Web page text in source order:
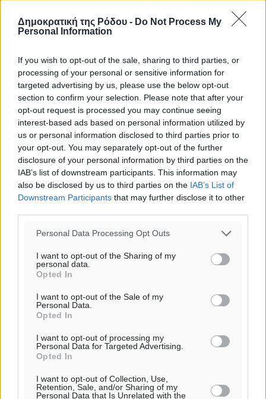
Δημοκρατική της Ρόδου - Do Not Process My
Personal Information
If you wish to opt-out of the sale, sharing to third parties, or
processing of your personal or sensitive information for
targeted advertising by us, please use the below opt-out
section to confirm your selection. Please note that after your
opt-out request is processed you may continue seeing
interest-based ads based on personal information utilized by
us or personal information disclosed to third parties prior to
your opt-out. You may separately opt-out of the further
disclosure of your personal information by third parties on the
IAB’s list of downstream participants. This information may
also be disclosed by us to third parties on the IAB’s List of
Downstream Participants that may further disclose it to other
Personal Data Processing Opt Outs
I want to opt-out of the Sharing of my
personal data.
Opted In
I want to opt-out of the Sale of my
Personal Data.
Opted In
I want to opt-out of processing my
Personal Data for Targeted Advertising.
Opted In
I want to opt-out of Collection, Use,
Retention, Sale, and/or Sharing of my
Personal Data that Is Unrelated with the
Ροή ειδήσεων
Τριήμερο εξόδου: Πάνω από 129.000 επιβάτες
αναχωρούν από Πειραιά, Ραφήνα και Λαύριο
Ειδήσεις • πριν 11 ώρες
Τι αλλάζει το χωροταξικό στις τουριστικές επενδύσεις
Τοπικές Ειδήσεις• πριν 11 ώρες
ΥΠΑΑΤ: 12,5 εκατ. ευρώ στις 13 Περιφέρειες για μέτρα
βιοασφάλειας
Τοπικές Ειδήσεις
Ποιοι φοιτητές μπορούν να λάβουν ενίσχυση για
Ειδήσεις• πριν 12 ώρες
Τουρκική εφημερίδα εξηγεί τους λόγους που οι